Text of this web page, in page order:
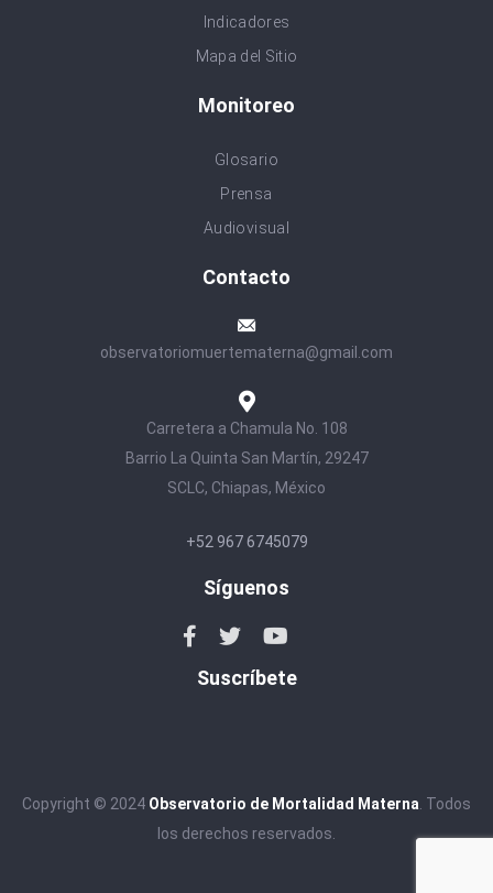
Indicadores
Mapa del Sitio
Monitoreo
Glosario
Prensa
Audiovisual
Contacto
observatoriomuertematerna@gmail.com
Carretera a Chamula No. 108
Barrio La Quinta San Martín, 29247
SCLC, Chiapas, México
+52 967 6745079
Síguenos
Suscríbete
Copyright © 2024 Observatorio de Mortalidad Materna . Todos
los derechos reservados.